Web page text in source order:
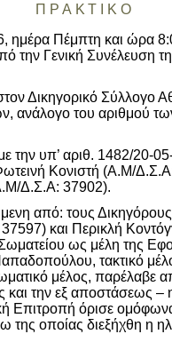
ΠΡΑΚΤΙΚΟ
ημέρα Πέμπτη και ώρα
την Γενική Συνέλευση
Δικηγορικό Σύλλογο
ανάλογο του αριθμού
την υπ’ αριθ. 1482/20-
Κονιστή (Α.Μ/
Δ.Σ.Α: 37902).
από: τους
και Περικλή
ως μέλη της
τακτικό
μέλος, παρέλαβε
και την εξ αποστάσεως
Επιτροπή όρισε
της οποίας διεξήχθη η